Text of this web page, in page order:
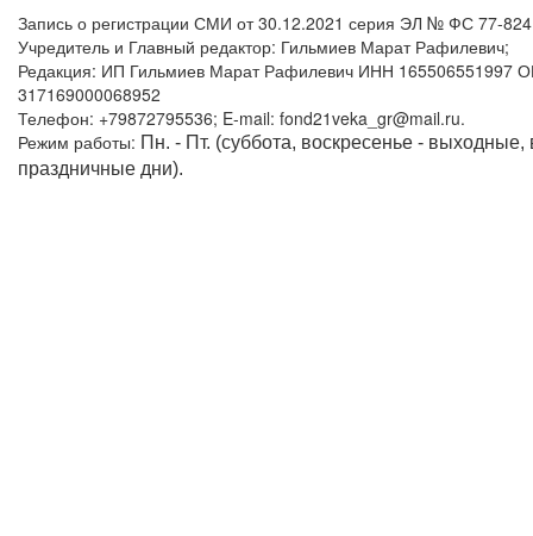
Запись о регистрации СМИ от 30.12.2021 серия ЭЛ № ФС 77-
Учредитель и Главный редактор: Гильмиев Марат Рафилевич;
Редакция: ИП Гильмиев Марат Рафилевич ИНН 165506551997
317169000068952
Телефон: +79872795536; E-mail: fond21veka_gr@mail.ru.
Режим работы: Пн. - Пт. (суббота, воскресенье - выходные,
праздничные дни).